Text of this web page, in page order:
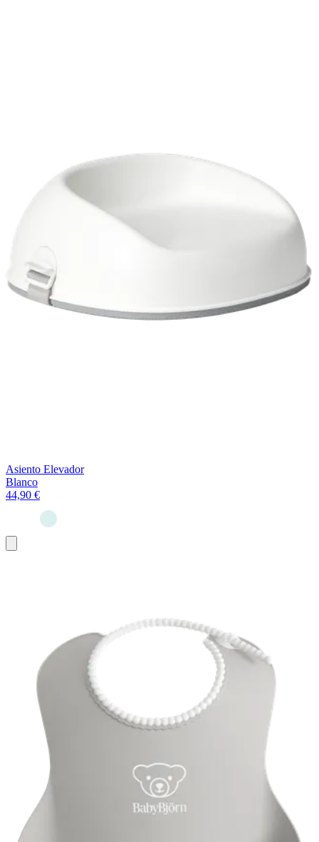
Asiento Elevador
Blanco
44,90 €
al